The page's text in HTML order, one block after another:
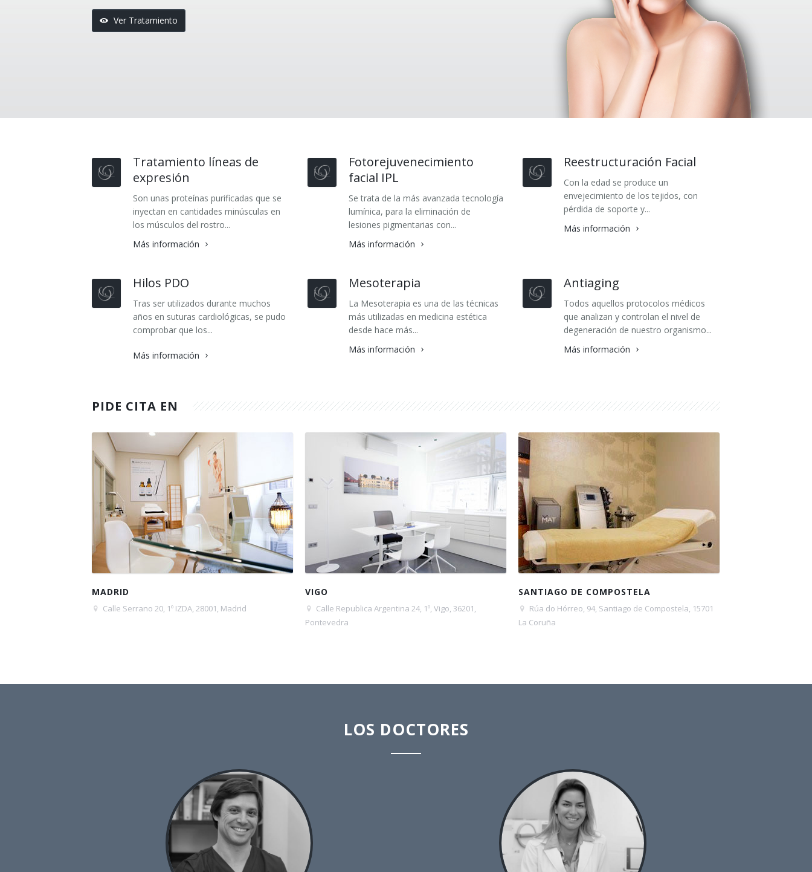
Televisión
Lesiones Vasculares Pigmentarias
Diadermocontracción
Lesiones Vasculares Pigmentarias
Ver Tratamiento
Tratamiento líneas de
expresión
Son unas proteínas purificadas que se
inyectan en cantidades minúsculas en
los músculos del rostro...
Más información
Fotorejuvenecimiento
facial IPL
Se trata de la más avanzada tecnología
lumínica, para la eliminación de
lesiones pigmentarias con...
Más información
Reestructuración Facial
Con la edad se produce un
envejecimiento de los tejidos, con
pérdida de soporte y...
Más información
Hilos PDO
Tras ser utilizados durante muchos
años en suturas cardiológicas, se pudo
comprobar que los...
Más información
Mesoterapia
La Mesoterapia es una de las técnicas
más utilizadas en medicina estética
desde hace más...
Más información
Antiaging
Todos aquellos protocolos médicos
que analizan y controlan el nivel de
degeneración de nuestro organismo...
Más información
PIDE CITA EN
MADRID
Calle Serrano 20, 1º IZDA, 28001, Madrid
VIGO
Calle Republica Argentina 24, 1º, Vigo, 36201,
Pontevedra
SANTIAGO DE COMPOSTELA
Rúa do Hórreo, 94, Santiago de Compostela, 15701
La Coruña
LOS DOCTORES